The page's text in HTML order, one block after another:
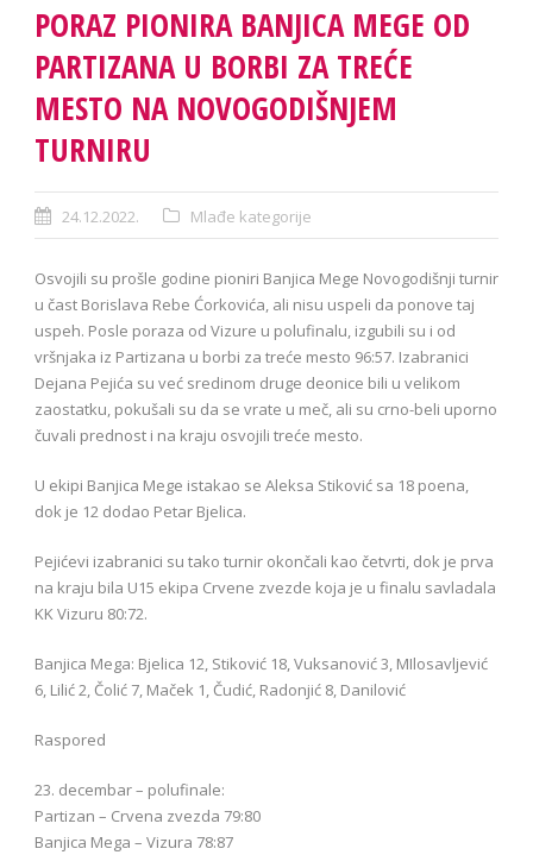
PORAZ PIONIRA BANJICA MEGE OD
PARTIZANA U BORBI ZA TREĆЕ
МЕSTO NA NOVOGODIŠNJEM
TURNIRU
24.12.2022. Mlađe kategorije
Osvojili su prošle godine pioniri Banjica Mege Novogodišnji turnir
u čast Borislava Rebe Ćorkovića, ali nisu uspeli da ponove taj
uspeh. Posle poraza od Vizure u polufinalu, izgubili su i od
vršnjaka iz Partizana u borbi za treće mesto 96:57. Izabranici
Dejana Pejića su već sredinom druge deonice bili u velikom
zaostatku, pokušali su da se vrate u meč, ali su crno-beli uporno
čuvali prednost i na kraju osvojili treće mesto.
U ekipi Banjica Mege istakao se Aleksa Stiković sa 18 poena,
dok je 12 dodao Petar Bjelica.
Pejićevi izabranici su tako turnir okončali kao četvrti, dok je prva
na kraju bila U15 ekipa Crvene zvezde koja je u finalu savladala
KK Vizuru 80:72.
Banjica Mega: Bjelica 12, Stiković 18, Vuksanović 3, MIlosavljević
6, Lilić 2, Čolić 7, Maček 1, Čudić, Radonjić 8, Danilović
Raspored
23. decembar – polufinale:
Partizan – Crvena zvezda 79:80
Banjica Mega – Vizura 78:87